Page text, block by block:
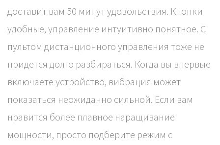
доставит вам 50 минут удовольствия. Кнопки
удобные, управление интуитивно понятное. С
пультом дистанционного управления тоже не
придется долго разбираться. Когда вы впервые
включаете устройство, вибрация может
показаться неожиданно сильной. Если вам
нравится более плавное наращивание
мощности, просто подберите режим с